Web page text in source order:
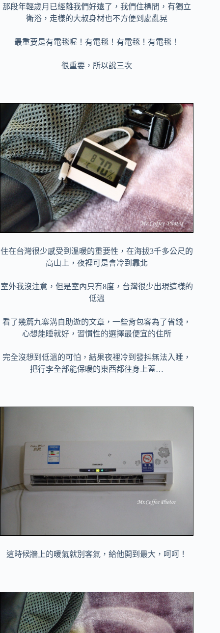
那段年輕歲月已經離我們好遠了，我們住標間，有獨立
衛浴，走樣的大叔身材也不方便到處亂晃
最重要是有電毯喔！有電毯！有電毯！ 有電毯！
很重要，所以說三次
住在台灣很少感受到溫暖的重要性，在海拔3千多公尺的
高山上，夜裡可是會冷到靠北
室外我沒注意，但是室內只有8度，台灣很少出現這樣的
低溫
看了幾篇九寨溝自助遊的文章，一些背包客為了省錢，
心想能睡就好，習慣性的選擇最便宜的住所
完全沒想到低溫的可怕，結果夜裡冷到發抖無法入睡，
把行李全部能保暖的東西都往身上蓋…
這時候牆上的暖氣就別客氣，給他開到最大，呵呵！